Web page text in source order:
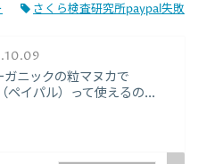
さくら検査研究所paypal失敗
ガニックの粒マヌカで
ペイパル）って使えるの...